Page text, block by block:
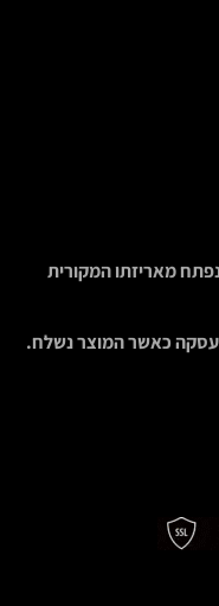
עסקה כאשר המוצר נשלח.